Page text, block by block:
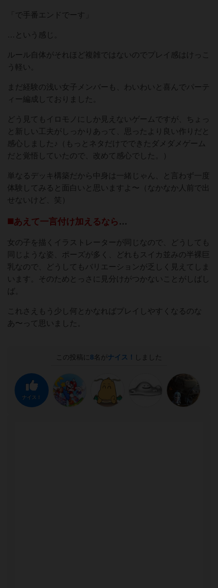
「で手番エンドでーす」
…という感じ。
ルール自体がそれほど複雑ではないのでプレイ感はけっこ
う軽い。
まだ経験の浅い女子メンバーも、わいわいと喜んでパーテ
ィー編成しておりました。
どう見てもイロモノにしか見えないゲームですが、ちょっ
と新しい工夫がしっかりあって、思ったより良い作りだと
感心しました♪（もっとネタだけでできたダメダメゲーム
だと覚悟していたので、改めて感心でした。）
単なるデッキ構築だから中身は一緒じゃん、と言わず一度
体験してみると面白いと思いますよ〜（なかなか人前で出
せないけど、笑）
◼️あえて一言付け加えるなら …
女の子を描くイラストレーターが同じなので、どうしても
同じような姿、ポーズが多く、どれもスイカ並みの半裸巨
乳なので、どうしてもバリエーションが乏しく見えてしま
います。そのためとっさに見分けがつかないことがしばし
ば。
これさえもう少し何とかなればプレイしやすくなるのな
あ〜って思いました。
この投稿に 8名がナイス！ しました
ナイス！